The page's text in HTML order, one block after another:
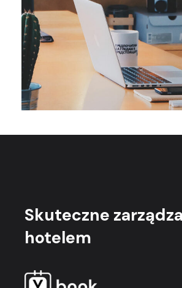
Skuteczne
hotelem